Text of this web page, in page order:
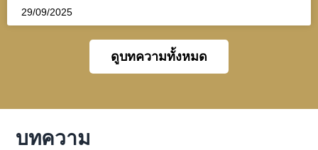
29/09/2025
ดูบทความทั้งหมด
บทความ